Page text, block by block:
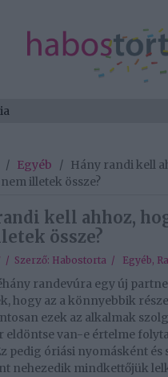
/ Egyéb / Hány randi kell
illetek össze?
kell ahhoz,
össze?
/ Szerző: Habostorta / Egyéb,
randevúra egy új
hogy az a könnyebbik
ezek az alkalmak
eldöntse van-e értelme
pedig óriási nyomásként és
nehezedik mindkettőjük